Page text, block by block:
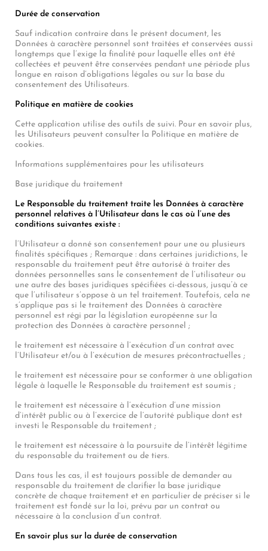
Durée de conservation
Sauf indication contraire dans le présent document, les
Données à caractère personnel sont traitées et conservées aussi
longtemps que l’exige la finalité pour laquelle elles ont été
collectées et peuvent être conservées pendant une période plus
longue en raison d’obligations légales ou sur la base du
consentement des Utilisateurs.
Politique en matière de cookies
Cette application utilise des outils de suivi. Pour en savoir plus,
les Utilisateurs peuvent consulter la Politique en matière de
cookies.
Informations supplémentaires pour les utilisateurs
Base juridique du traitement
Le Responsable du traitement traite les Données à caractère
personnel relatives à l’Utilisateur dans le cas où l’une des
conditions suivantes existe :
l’Utilisateur a donné son consentement pour une ou plusieurs
finalités spécifiques ; Remarque : dans certaines juridictions, le
responsable du traitement peut être autorisé à traiter des
données personnelles sans le consentement de l’utilisateur ou
une autre des bases juridiques spécifiées ci-dessous, jusqu’à ce
que l’utilisateur s’oppose à un tel traitement. Toutefois, cela ne
s’applique pas si le traitement des Données à caractère
personnel est régi par la législation européenne sur la
protection des Données à caractère personnel ;
le traitement est nécessaire à l’exécution d’un contrat avec
l’Utilisateur et/ou à l’exécution de mesures précontractuelles ;
le traitement est nécessaire pour se conformer à une obligation
légale à laquelle le Responsable du traitement est soumis ;
le traitement est nécessaire à l’exécution d’une mission
d’intérêt public ou à l’exercice de l’autorité publique dont est
investi le Responsable du traitement ;
le traitement est nécessaire à la poursuite de l’intérêt légitime
du responsable du traitement ou de tiers.
Dans tous les cas, il est toujours possible de demander au
responsable du traitement de clarifier la base juridique
concrète de chaque traitement et en particulier de préciser si le
traitement est fondé sur la loi, prévu par un contrat ou
nécessaire à la conclusion d’un contrat.
En savoir plus sur la durée de conservation